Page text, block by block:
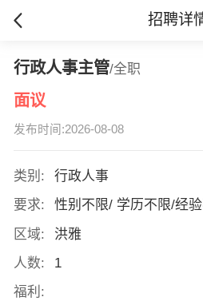
招聘详
行政人事主管/全职
面议
发布时间:2026-08-08
类别:
行政人事
要求:
性别不限/ 学历不限/经
区域:
洪雅
人数:
1
福利: